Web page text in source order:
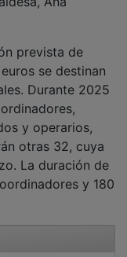
se destinan
Durante 2025
y operarios,
otras 32, cuya
La duración de
y 180